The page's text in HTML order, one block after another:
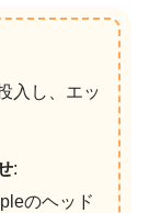
入し、エッ
:
のヘッド